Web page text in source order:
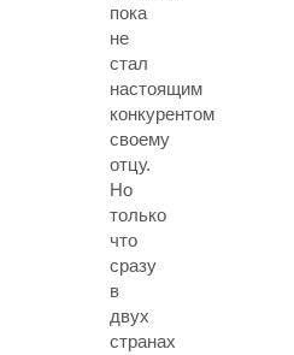
пока
не
стал
настоящим
конкурентом
своему
отцу.
Но
только
что
сразу
в
двух
странах